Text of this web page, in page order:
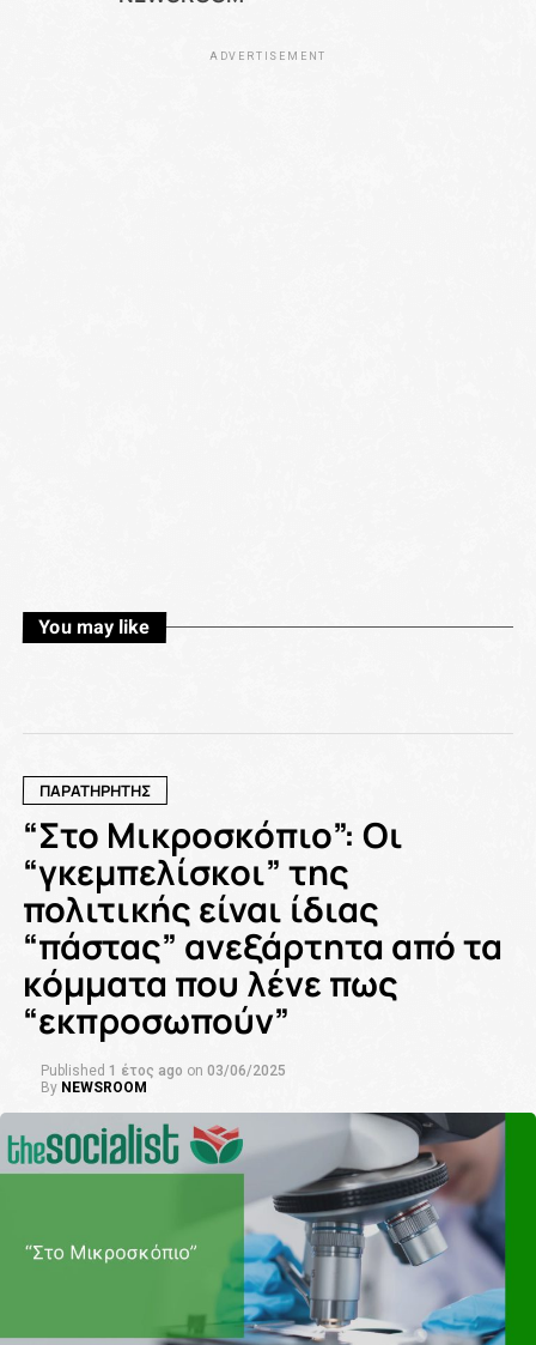
ADVERTISEMENT
You may like
ΠΑΡΑΤΗΡΗΤΉΣ
“Στο Μικροσκόπιο”: Οι
“γκεμπελίσκοι” της
πολιτικής είναι ίδιας
“πάστας” ανεξάρτητα από τα
κόμματα που λένε πως
“εκπροσωπούν”
Published 1 έτος ago on 03/06/2025
By NEWSROOM